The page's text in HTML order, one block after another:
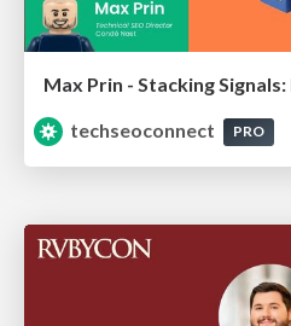
techseoconnect
PRO